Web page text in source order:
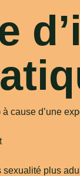
cause d’une
sexualité plus